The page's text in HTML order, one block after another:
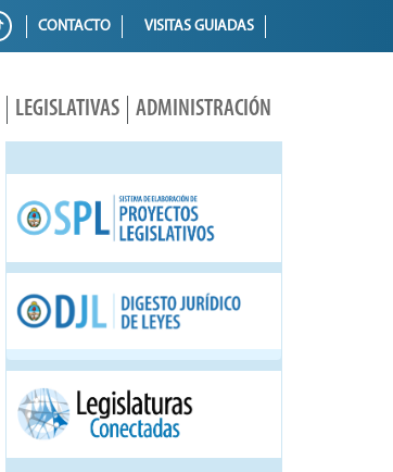
CONTACTO VISITAS GUIADAS
LEGISLATIVAS ADMINISTRACIÓN